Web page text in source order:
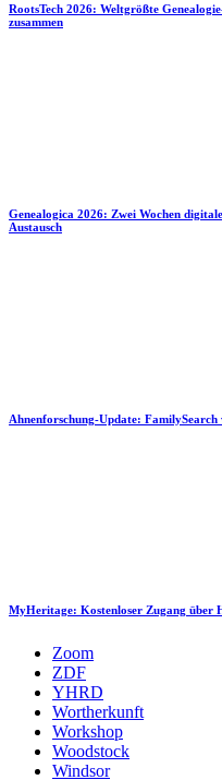
RootsTech 2026: Weltgrößte
zusammen
Genealogica 2026: Zwei Wochen
Austausch
Ahnenforschung-Update:
MyHeritage: Kostenloser Zugang über
Zoom
ZDF
YHRD
Wortherkunft
Workshop
Woodstock
Windsor